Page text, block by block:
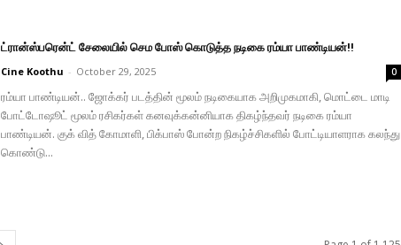
ட்ரான்ஸ்பரென்ட் சேலையில் செம போஸ் கொடுத்த நடிகை ரம்யா பாண்டியன்!!
Cine Koothu - October 29, 2025 0
ரம்யா பாண்டியன்.. ஜோக்கர் படத்தின் மூலம் நடிகையாக அறிமுகமாகி, மொட்டை மாடி
போட்டோஷூட் மூலம் ரசிகர்கள் கனவுக்கன்னியாக திகழ்ந்தவர் நடிகை ரம்யா
பாண்டியன். குக் வித் கோமாளி, பிக்பாஸ் போன்ற நிகழ்ச்சிகளில் போட்டியாளராக கலந்து
கொண்டு...